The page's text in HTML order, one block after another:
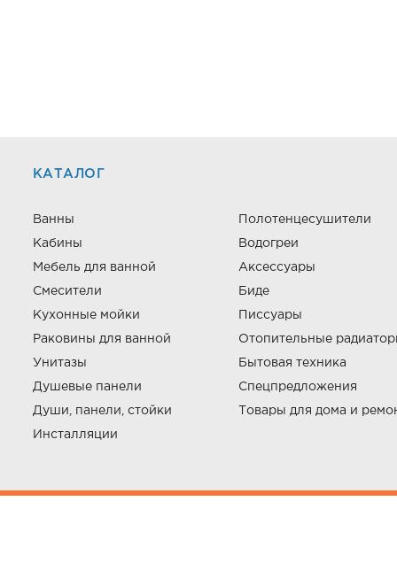
КАТАЛОГ
Ванны
Кабины
Мебель для ванной
Смесители
Кухонные мойки
Раковины для ванной
Унитазы
Душевые панели
Души, панели, стойки
Инсталляции
Полотенцесушители
Водогреи
Аксессуары
Биде
Писсуары
Отопительные
Бытовая техника
Спецпредложения
Товары для дома и